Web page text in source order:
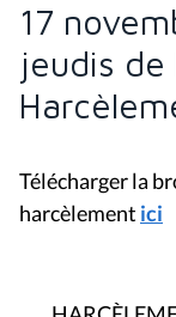
17
jeudis
Télécharger la
harcèlement ici